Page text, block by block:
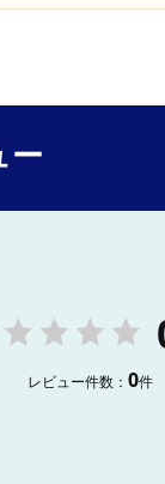
ー
レビュー件数： 0件